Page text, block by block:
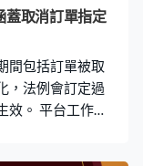
蓋取消訂單指定
間包括訂單被取
，法例會訂定過
效。 平台工作者